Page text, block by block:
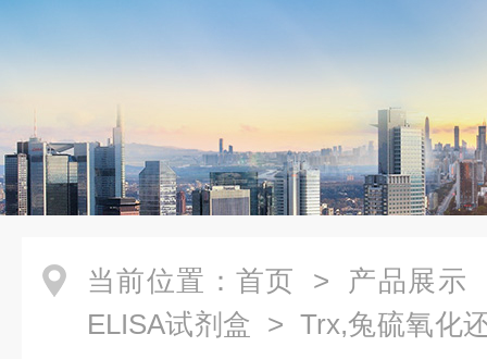
当前位置： 首页 > 产品展示
ELISA试剂盒 > Trx,兔硫氧化